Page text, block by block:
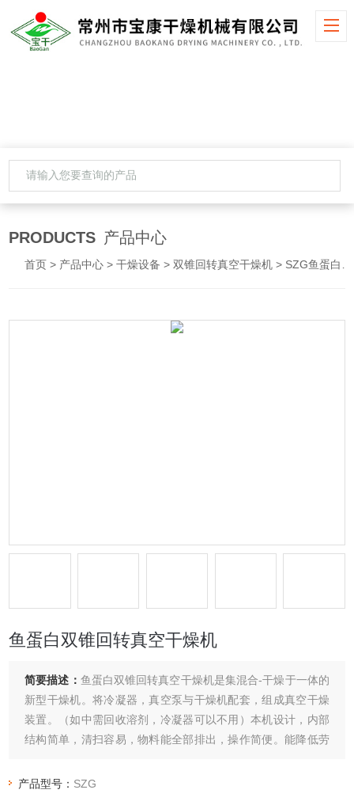
PRODUCTS 产品中心
首页 > 产品中心 >干燥设备 >双锥回转真空干燥机 > SZG鱼蛋白双锥回转真空干燥机
鱼蛋白双锥回转真空干燥机
简要描述： 鱼蛋白双锥回转真空干燥机是集混合-干燥于一体的
新型干燥机。将冷凝器，真空泵与干燥机配套，组成真空干燥
装置。（如中需回收溶剂，冷凝器可以不用）本机设计，内部
结构简单，清扫容易，物料能全部排出，操作简便。能降低劳
产品型号： SZG